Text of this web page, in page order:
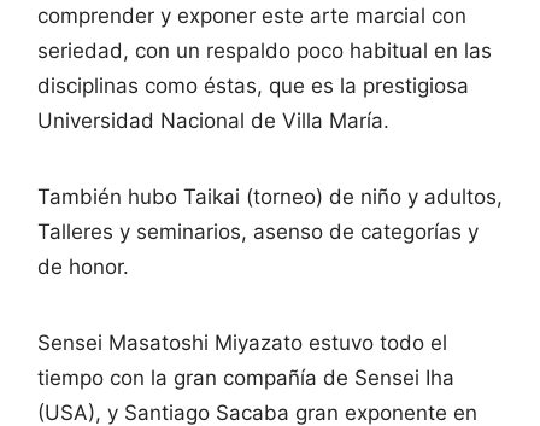
comprender y exponer este arte marcial con
seriedad, con un respaldo poco habitual en las
disciplinas como éstas, que es la prestigiosa
Universidad Nacional de Villa María.
También hubo Taikai (torneo) de niño y adultos,
Talleres y seminarios, asenso de categorías y
de honor.
Sensei Masatoshi Miyazato estuvo todo el
tiempo con la gran compañía de Sensei Iha
(USA), y Santiago Sacaba gran exponente en